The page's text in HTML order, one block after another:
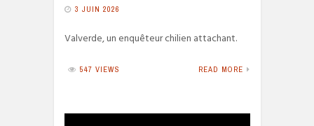
3 JUIN 2026
Valverde, un enquêteur chilien attachant.
547 VIEWS READ MORE